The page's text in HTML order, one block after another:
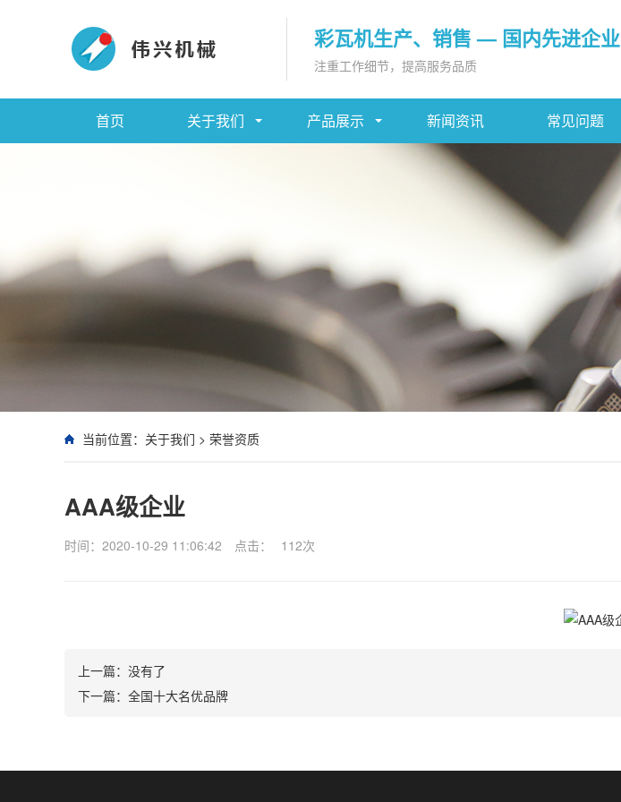
彩瓦机生产、销售 — 国内先进企业
注重工作细节，提高服务品质
首页 关于我们 产品展示 新闻资讯 常见问题
当前位置： 关于我们 > 荣誉资质
AAA级企业
时间：2020-10-29 11:06:42 点击： 112次
上一篇： 没有了
下一篇： 全国十大名优品牌